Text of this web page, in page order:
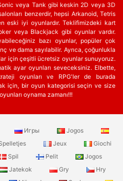
veya Tank gibi keskin 2D veya 3D
benzerdir, hepsi Arkanoid, Tetris
eski iyi oyunlardır. Teklifimizdeki kart
veya Blackjack gibi oyunlar vardır.
bazı oyunlar, popüler çok
ve dama sayılabilir. Ayrıca, çoğunlukla
için çeşitli ücretsiz oyunlar sunuyoruz.
ayar oyunları seveceksiniz. Elbette,
oyunları ve RPG'ler de burada
için, bir oyun kategorisi seçin ve size
oynama zamanı!!!
Игры
Jogos
Jeux
Giochi
Spil Pelit
Jogos
Jatekok Gry
Hry